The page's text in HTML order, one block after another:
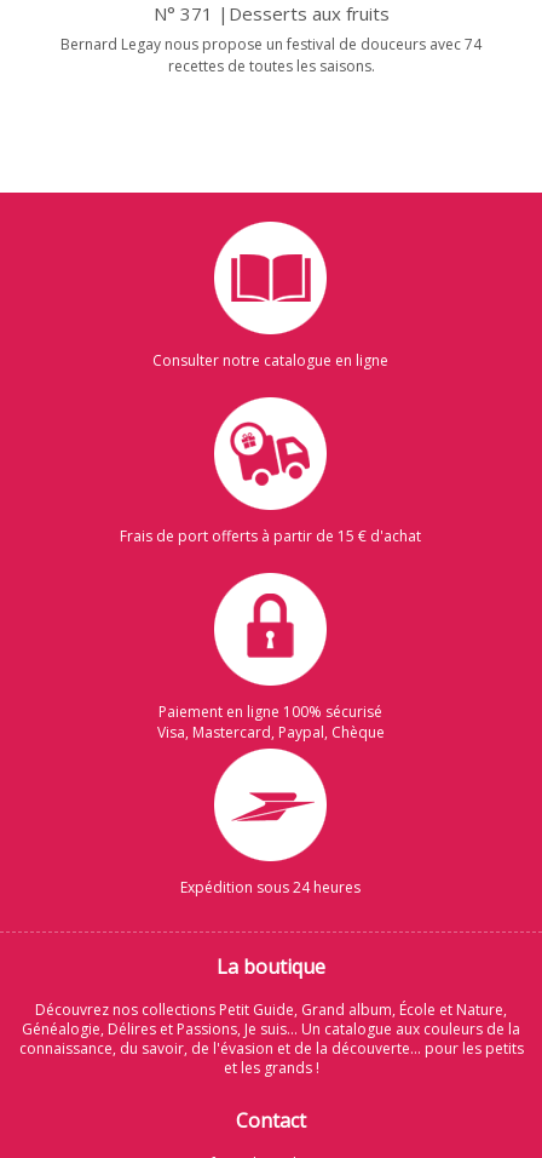
N° 371 |Desserts aux fruits
Bernard Legay nous propose un festival de douceurs avec 74
recettes de toutes les saisons.
Consulter notre catalogue en ligne
Frais de port offerts à partir de 15 € d'achat
Paiement en ligne 100% sécurisé
Visa, Mastercard, Paypal, Chèque
Expédition sous 24 heures
La boutique
Découvrez nos collections Petit Guide, Grand album, École et Nature,
Généalogie, Délires et Passions, Je suis... Un catalogue aux couleurs de la
connaissance, du savoir, de l'évasion et de la découverte... pour les petits
et les grands !
Contact